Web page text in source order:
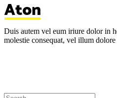
Duis autem vel eum iriure dolor in
molestie consequat, vel illum dolore